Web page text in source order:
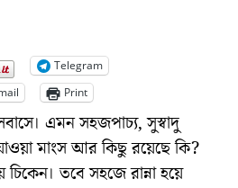
Telegram
Print
এমন সহজপাচ্য, সুস্বাদু
মাংস আর কিছু রয়েছে কি?
তবে সহজে রান্না হয়ে